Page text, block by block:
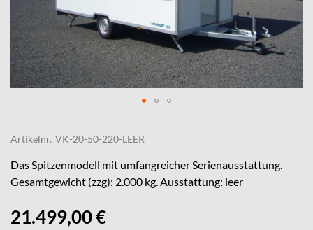
the
beginning
of
the
gallery
Artikelnr. VK-20-50-220-LEER
Das Spitzenmodell mit umfangreicher Serienausstattung.
Gesamtgewicht (zzg): 2.000 kg. Ausstattung: leer
21.499,00 €